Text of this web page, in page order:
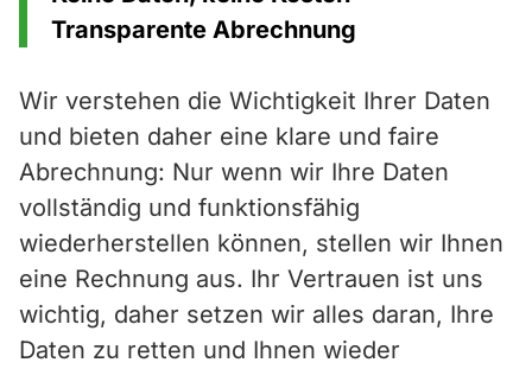
Transparente Abrechnung
Wir verstehen die Wichtigkeit Ihrer Daten
und bieten daher eine klare und faire
Abrechnung: Nur wenn wir Ihre Daten
vollständig und funktionsfähig
wiederherstellen können, stellen wir Ihnen
eine Rechnung aus. Ihr Vertrauen ist uns
wichtig, daher setzen wir alles daran, Ihre
Daten zu retten und Ihnen wieder